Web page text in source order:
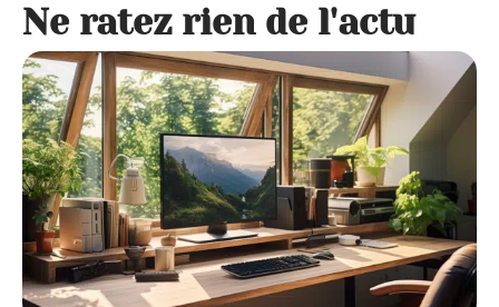
Ne ratez rien de l'actu